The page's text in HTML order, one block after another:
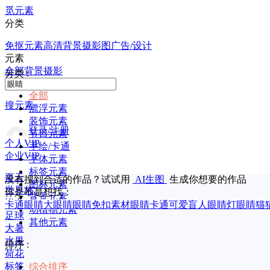
觅元素
分类
免抠元素高清背景摄影图 广告/设计
元素
全部背景摄影
搜元素
登录/注册
个人VIP
企业VIP
夏天
世界杯
毕业
足球
大暑
水果
荷花
标签
分类 :
全部
漂浮元素
装饰元素
节日元素
手绘/卡通
字体元素
标签元素
图标元素
背景元素
动植物元素
其他元素
排序 :
综合排序
没有搜到合适的作品？试试用 AI生图 生成你想要的作品
你是不是想找：
卡通眼睛大眼睛眼睛免扣素材眼睛卡通可爱盲人眼睛灯眼睛猫